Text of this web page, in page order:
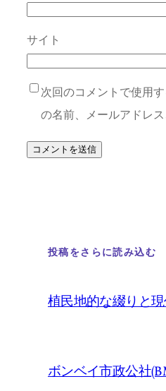
サイト
次回のコメントで使用
の名前、メールアドレス
投稿をさらに読み込む
植民地的な綴りと
ボンベイ市政公社